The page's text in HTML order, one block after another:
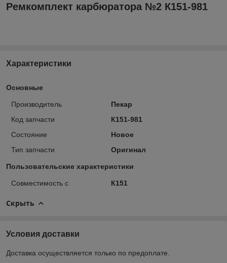
Ремкомплект карбюратора №2 К151-981
Характеристики
Основные
Производитель
Пекар
Код запчасти
К151-981
Состояние
Новое
Тип запчасти
Оригинал
Пользовательские характеристики
Совместимость с К151
Скрыть
Условия доставки
Доставка осуществляется только по предоплате.